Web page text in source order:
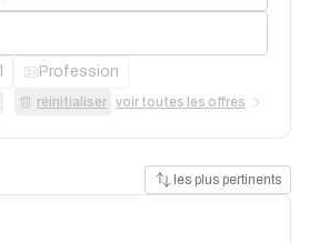
Profession
réinitialiser voir toutes les offres
les plus pertinents